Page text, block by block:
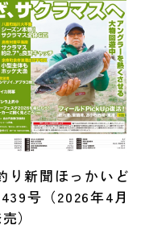
り新聞ほっかいど
号（2026年4月
）